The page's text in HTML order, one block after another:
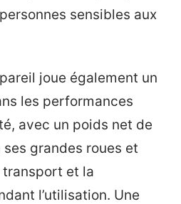
sensibles aux
joue également un
les performances
avec un poids net de
ses grandes roues et
et la
l’utilisation. Une